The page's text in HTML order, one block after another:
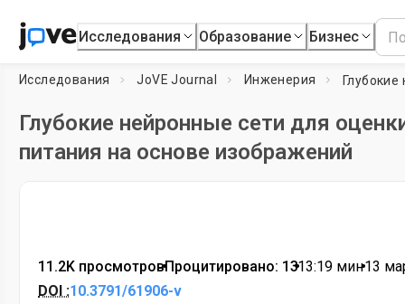
Исследования Образование Бизнес
Исследования JoVE Journal Инженерия
Глубокие нейронные сети для
питания на основе изображений
11.2K просмотров•Процитировано: 13•13:19 мин•13
DOI :10.3791/61906-v